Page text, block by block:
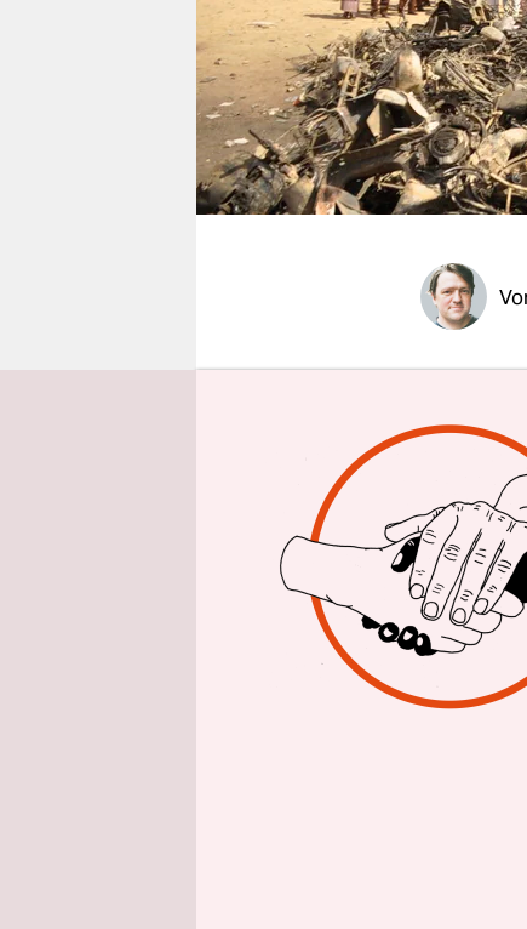
shop
fragen & hilfe
unterstützen
abo
genossenschaft
Tote
drei
in einer
Bilder
der